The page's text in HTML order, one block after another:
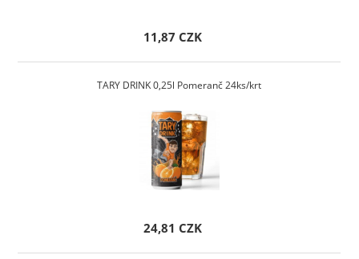
11,87 CZK
TARY DRINK 0,25l Pomeranč 24ks/krt
24,81 CZK